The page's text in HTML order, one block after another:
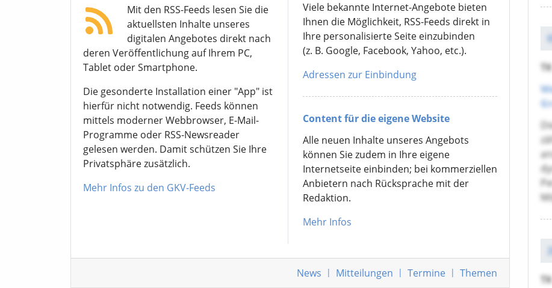
Mit den RSS-Feeds lesen Sie die
aktuellsten Inhalte unseres
digitalen Angebotes direkt nach
deren Veröffentlichung auf Ihrem PC,
Tablet oder Smartphone.
Die gesonderte Installation einer "App" ist
hierfür nicht notwendig. Feeds können
mittels moderner Webbrowser, E-Mail-
Programme oder RSS-Newsreader
gelesen werden. Damit schützen Sie Ihre
Privatsphäre zusätzlich.
Mehr Infos zu den GKV-Feeds
Viele bekannte Internet-Angebote bieten
Ihnen die Möglichkeit, RSS-Feeds direkt in
Ihre personalisierte Seite einzubinden
(z. B. Google, Facebook, Yahoo, etc.).
Adressen zur Einbindung
Content für die eigene Website
Alle neuen Inhalte unseres Angebots
können Sie zudem in Ihre eigene
Internetseite einbinden; bei kommerziellen
Anbietern nach Rücksprache mit der
Redaktion.
Mehr Infos
News | Mitteilungen | Termine | Themen
TK
TK